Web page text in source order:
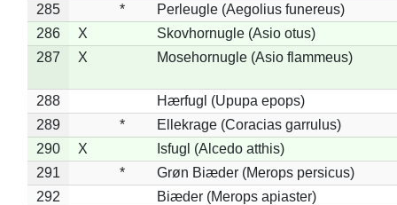
285
*
Perleugle (Aegolius funereus)
286
X
Skovhornugle (Asio otus)
287
X Mosehornugle (Asio flammeus)
288
Hærfugl (Upupa epops)
289
*
Ellekrage (Coracias garrulus)
290
X
Isfugl (Alcedo atthis)
291
*
Grøn Biæder (Merops persicus)
292
Biæder (Merops apiaster)